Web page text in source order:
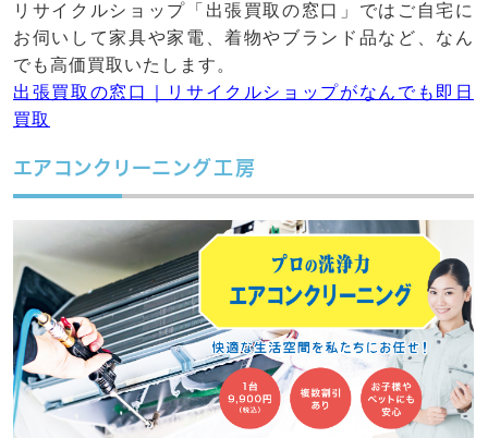
リサイクルショップ「出張買取の窓口」ではご自宅に
お伺いして家具や家電、着物やブランド品など、なん
でも高価買取いたします。
出張買取の窓口｜リサイクルショップがなんでも即日
買取
エアコンクリーニング工房